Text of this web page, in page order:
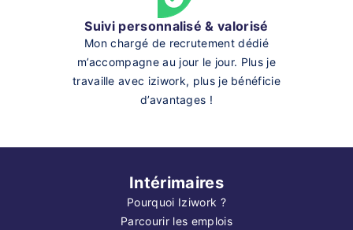
Suivi personnalisé & valorisé
Mon chargé de recrutement dédié
m’accompagne au jour le jour. Plus je
travaille avec iziwork, plus je bénéficie
d’avantages !
Intérimaires
Pourquoi Iziwork ?
Parcourir les emplois